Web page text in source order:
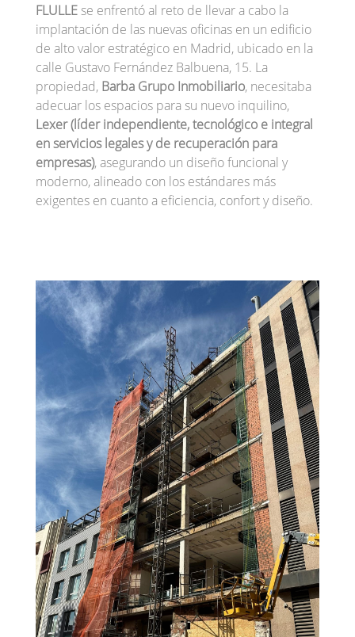
FLULLEse enfrentó al reto de llevar a cabo la
implantación de las nuevas oficinas en un edificio
de alto valor estratégico en Madrid, ubicado en la
calle Gustavo Fernández Balbuena, 15. La
propiedad, Barba Grupo Inmobiliario, necesitaba
adecuar los espacios para su nuevo inquilino,
Lexer (líder independiente, tecnológico e integral
en servicios legales y de recuperación para
empresas), asegurando un diseño funcional y
moderno, alineado con los estándares más
exigentes en cuanto a eficiencia, confort y diseño.